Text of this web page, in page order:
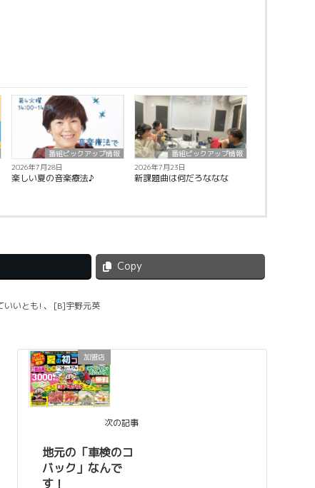
番組ピックアップ情報
2026年7月28日
楽しい夏の音楽療法♪
番組ピックアップ情報
2026年7月23日
新課題曲は何だろななな
Copy
いいとも! 、 [B]宇野元英
加盟店
次の記事
地元の「車検のコ
バック」なんで
す！